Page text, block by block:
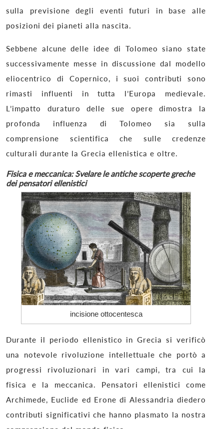
sulla previsione degli eventi futuri in base alle
posizioni dei pianeti alla nascita.
Sebbene alcune delle idee di Tolomeo siano state
successivamente messe in discussione dal modello
eliocentrico di Copernico, i suoi contributi sono
rimasti influenti in tutta l’Europa medievale.
L’impatto duraturo delle sue opere dimostra la
profonda influenza di Tolomeo sia sulla
comprensione scientifica che sulle credenze
culturali durante la Grecia ellenistica e oltre.
Fisica e meccanica: Svelare le antiche scoperte greche
dei pensatori ellenistici
incisione ottocentesca
Durante il periodo ellenistico in Grecia si verificò
una notevole rivoluzione intellettuale che portò a
progressi rivoluzionari in vari campi, tra cui la
fisica e la meccanica. Pensatori ellenistici come
Archimede, Euclide ed Erone di Alessandria diedero
contributi significativi che hanno plasmato la nostra